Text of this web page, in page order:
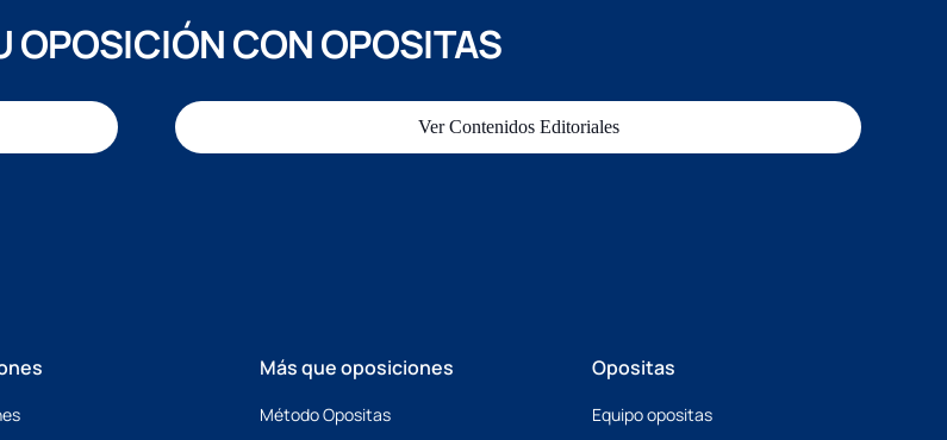
OPOSICIÓN CON OPOSITAS
Ver Contenidos Editoriales
Más que oposiciones
Método Opositas
Opositas
Equipo opositas